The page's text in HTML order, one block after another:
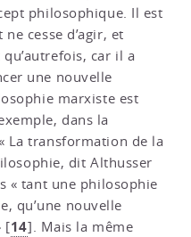
philosophique. Il est
cesse d’agir, et
car il a
une nouvelle
marxiste est
dans la
La transformation de la
dit Althusser
« tant une philosophie
qu’une nouvelle
[14] . Mais la même